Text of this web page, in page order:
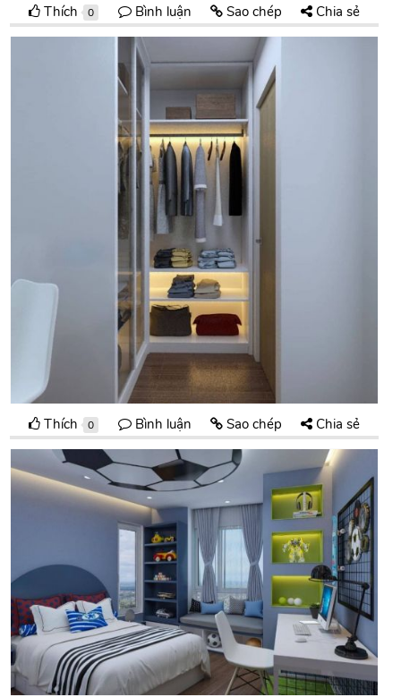
Thích 0 Bình luận Sao chép Chia sẻ
Thích 0 Bình luận Sao chép Chia sẻ